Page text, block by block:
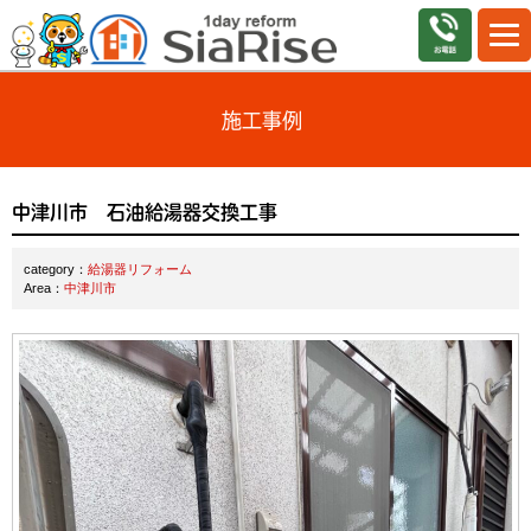
施工事例
中津川市 石油給湯器交換工事
category： 給湯器リフォーム
Area： 中津川市